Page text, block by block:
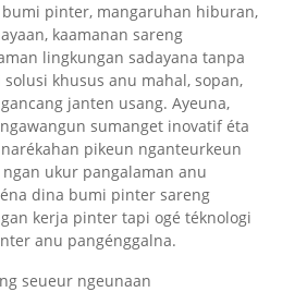
bumi pinter, mangaruhan hiburan,
kaamanan sareng
lingkungan sadayana tanpa
solusi khusus anu mahal, sopan,
janten usang. Ayeuna,
sumanget inovatif éta
pikeun nganteurkeun
ukur pangalaman anu
dina bumi pinter sareng
kerja pinter tapi ogé téknologi
anu pangénggalna.
seueur ngeunaan